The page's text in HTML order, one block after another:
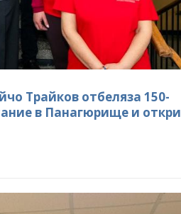
Трайков отбеляза 150-
в Панагюрище и откри